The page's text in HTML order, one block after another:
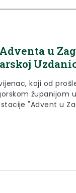
u
koji od
županijom
"Advent u